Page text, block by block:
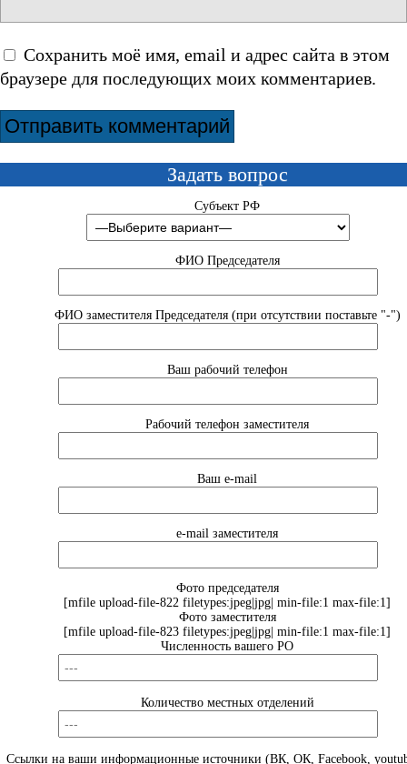
Сохранить моё имя, email и адрес сайта в этом
браузере для последующих моих комментариев.
Задать вопрос
Субъект РФ
ФИО Председателя
ФИО заместителя Председателя (при отсутствии поставьте "-")
Ваш рабочий телефон
Рабочий телефон заместителя
Ваш e-mail
e-mail заместителя
Фото председателя
[mfile upload-file-822 filetypes:jpeg|jpg| min-file:1 max-file:1]
Фото заместителя
[mfile upload-file-823 filetypes:jpeg|jpg| min-file:1 max-file:1]
Численность вашего РО
Количество местных отделений
Ссылки на ваши информационные источники (ВК, ОК, Facebook,